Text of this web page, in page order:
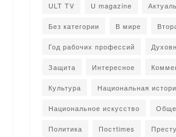
ULT TV U magazine
Без категории В мире
Год рабочих профессий
Защита Интересное
Культура Национальная
Национальное искусство
Политика Постtimes